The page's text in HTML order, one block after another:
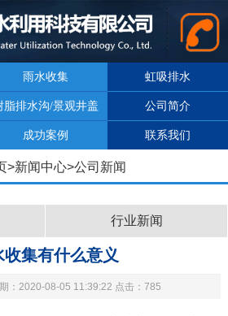
雨水收集 虹吸排水
脂排水沟/景观井盖 公司简介
成功案例 联系我们
>新闻中心>公司新闻
行业新闻
收集有什么意义
：2020-08-05 11:39:22 点击：785